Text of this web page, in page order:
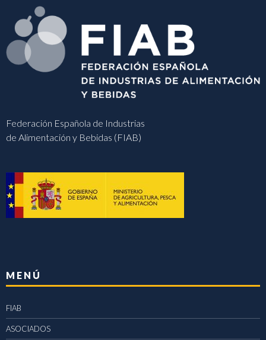
Federación Española de Industrias
de Alimentación y Bebidas (FIAB)
MENÚ
FIAB
ASOCIADOS